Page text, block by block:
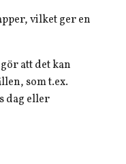
vilket ger en
att det kan
som t.ex.
dag eller